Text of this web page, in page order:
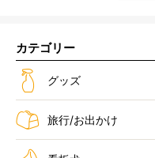
カテゴリー
グッズ
旅行/お出かけ